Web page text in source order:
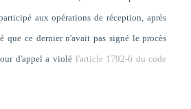
aux opérations de réception, après
que ce dernier n'avait pas signé le procès
d'appel a violé l'article 1792-6 du code